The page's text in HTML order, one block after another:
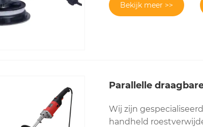
Bekijk meer >>
Parallelle
Wij zijn
handheld